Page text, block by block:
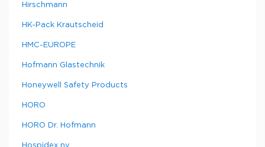
Hirschmann
HK-Pack Krautscheid
HMC-EUROPE
Hofmann Glastechnik
Honeywell Safety Products
HORO
HORO Dr. Hofmann
Hospidex nv